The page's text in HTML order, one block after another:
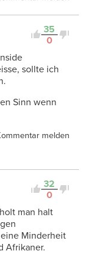
35
0
sollte ich
Sinn wenn
melden
32
0
man halt
Minderheit
Afrikaner.